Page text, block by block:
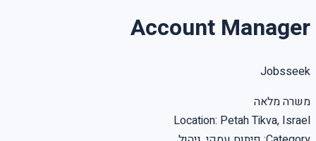
Account Manager
Jobsseek
משרה מלאה
Location: Petah Tikva, Israel